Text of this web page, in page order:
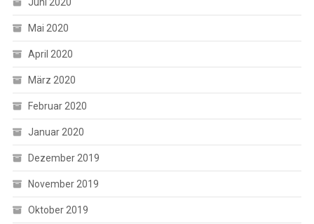
Mai 2020
April 2020
März 2020
Februar 2020
Januar 2020
Dezember 2019
November 2019
Oktober 2019